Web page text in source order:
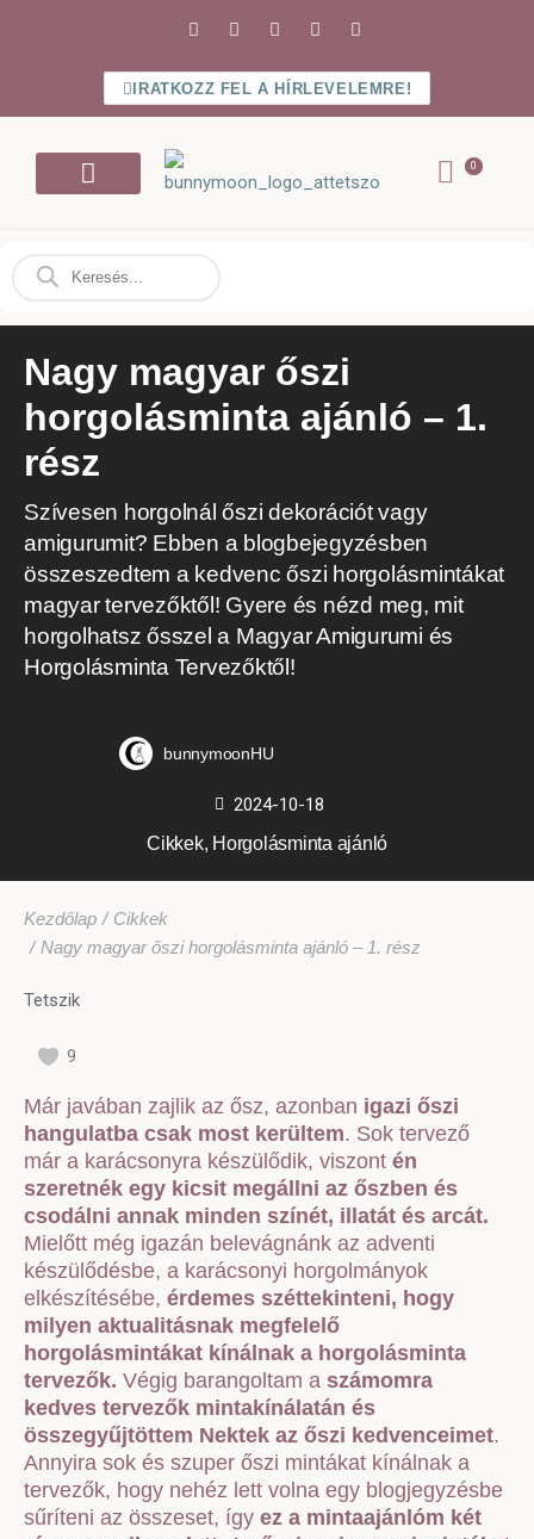
IRATKOZZ FEL A HÍRLEVELEMRE!
Nagy magyar őszi
horgolásminta ajánló – 1.
rész
Szívesen horgolnál őszi dekorációt vagy
amigurumit? Ebben a blogbejegyzésben
összeszedtem a kedvenc őszi horgolásmintákat
magyar tervezőktől! Gyere és nézd meg, mit
horgolhatsz ősszel a Magyar Amigurumi és
Horgolásminta Tervezőktől!
bunnymoonHU
2024-10-18
Cikkek, Horgolásminta ajánló
Ön itt van:
Kezdőlap
Cikkek
Nagy magyar őszi horgolásminta ajánló – 1. rész
Tetszik
9
Már javában zajlik az ősz, azonban igazi őszi
hangulatba csak most kerültem. Sok tervező
már a karácsonyra készülődik, viszont én
szeretnék egy kicsit megállni az őszben és
csodálni annak minden színét, illatát és arcát.
Mielőtt még igazán belevágnánk az adventi
készülődésbe, a karácsonyi horgolmányok
elkészítésébe, érdemes széttekinteni, hogy
milyen aktualitásnak megfelelő
horgolásmintákat kínálnak a horgolásminta
tervezők. Végig barangoltam a számomra
kedves tervezők mintakínálatán és
összegyűjtöttem Nektek az őszi kedvenceimet.
Annyira sok és szuper őszi mintákat kínálnak a
tervezők, hogy nehéz lett volna egy blogjegyzésbe
sűríteni az összeset, így ez a mintaajánlóm két